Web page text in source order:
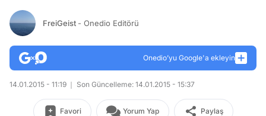
FreiGeist - Onedio Editörü
Onedio’yu Google'a ekleyin
14.01.2015 - 11:19 Son Güncelleme: 14.01.2015 - 15:37
Favori Yorum Yap Paylaş